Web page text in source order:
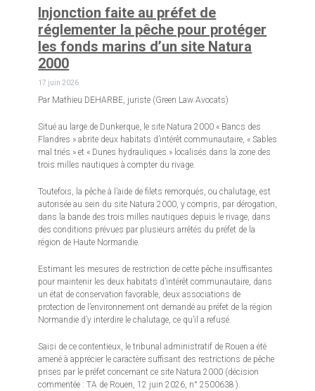
Injonction faite au préfet de
réglementer la pêche pour protéger
les fonds marins d’un site Natura
2000
17 juin 2026
Par Mathieu DEHARBE, juriste (Green Law Avocats)
Situé au large de Dunkerque, le site Natura 2000 « Bancs des
Flandres » abrite deux habitats d’intérêt communautaire, « Sables
mal triés » et « Dunes hydrauliques » localisés dans la zone des
trois milles nautiques à compter du rivage.
Toutefois, la pêche à l’aide de filets remorqués, ou chalutage, est
autorisée au sein du site Natura 2000, y compris, par dérogation,
dans la bande des trois milles nautiques depuis le rivage, dans
des conditions prévues par plusieurs arrêtés du préfet de la
région de Haute Normandie.
Estimant les mesures de restriction de cette pêche insuffisantes
pour maintenir les deux habitats d’intérêt communautaire, dans
un état de conservation favorable, deux associations de
protection de l’environnement ont demandé au préfet de la région
Normandie d’y interdire le chalutage, ce qu’il a refusé.
Saisi de ce contentieux, le tribunal administratif de Rouen a été
amené à apprécier le caractère suffisant des restrictions de pêche
prises par le préfet concernant ce site Natura 2000 (décision
commentée : TA de Rouen, 12 juin 2026, n° 2500638 ).